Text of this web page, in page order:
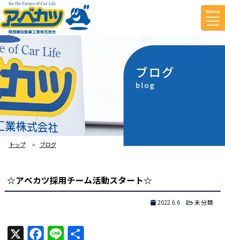
Menu
ブログ
blog
トップ ブログ
☆アベカツ採用チーム活動スタート☆
2022.6.6 未分類
X Facebook
Line共